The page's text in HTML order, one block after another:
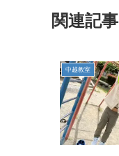
関連記事
中越教室